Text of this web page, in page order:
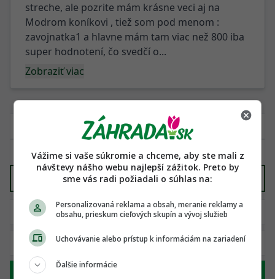
streche, ale pozrite mám krásne veci aj na
Modrom koníkovi , tiež som pod menom :
zavojnatka1 a hlavne mám tam viac než 800 iba
super hodnotení, čo svedčí o...
Zobraziť viac
Stavebný materiál
Vážime si vaše súkromie a chceme, aby ste mali z
návštevy nášho webu najlepší zážitok. Preto by
sme vás radi požiadali o súhlas na:
Personalizovaná reklama a obsah, meranie reklamy a
obsahu, prieskum cieľových skupín a vývoj služieb
Uchovávanie alebo prístup k informáciám na zariadení
Ďalšie informácie